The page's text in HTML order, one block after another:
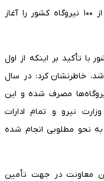
از آبان ماه توزیع نفتگاز و نفت کوره بیش از ۱۰۰ نیروگاه کشور را آغاز
با تأکید بر اینکه از اول
خاطرنشان کرد: در سال
در نیروگاه‌ها مصرف شده و این
نیرو و تمام ادارات
نحو مطلوبی انجام شده
معاونت در جهت تأمین